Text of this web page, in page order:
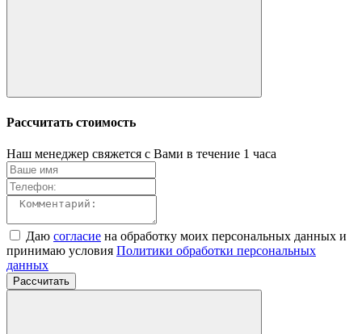
Рассчитать стоимость
Наш менеджер свяжется с Вами в течение 1 часа
Даю согласие на обработку моих персональных данных и
принимаю условия Политики обработки персональных
данных
Рассчитать